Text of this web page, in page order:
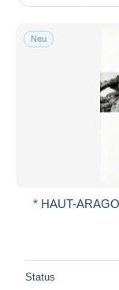
Französisch
Laufende
Preis
Neu
* HAUT-
Status